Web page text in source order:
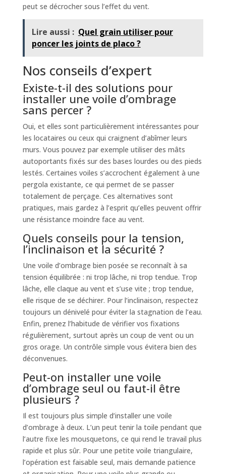
peut se décrocher sous l’effet du vent.
Lire aussi : Quel grain utiliser pour
poncer les joints de placo ?
Nos conseils d’expert
Existe-t-il des solutions pour
installer une voile d’ombrage
sans percer ?
Oui, et elles sont particulièrement intéressantes pour
les locataires ou ceux qui craignent d’abîmer leurs
murs. Vous pouvez par exemple utiliser des mâts
autoportants fixés sur des bases lourdes ou des pieds
lestés. Certaines voiles s’accrochent également à une
pergola existante, ce qui permet de se passer
totalement de perçage. Ces alternatives sont
pratiques, mais gardez à l’esprit qu’elles peuvent offrir
une résistance moindre face au vent.
Quels conseils pour la tension,
l’inclinaison et la sécurité ?
Une voile d’ombrage bien posée se reconnaît à sa
tension équilibrée : ni trop lâche, ni trop tendue. Trop
lâche, elle claque au vent et s’use vite ; trop tendue,
elle risque de se déchirer. Pour l’inclinaison, respectez
toujours un dénivelé pour éviter la stagnation de l’eau.
Enfin, prenez l’habitude de vérifier vos fixations
régulièrement, surtout après un coup de vent ou un
gros orage. Un contrôle simple vous évitera bien des
déconvenues.
Peut-on installer une voile
d’ombrage seul ou faut-il être
plusieurs ?
Il est toujours plus simple d’installer une voile
d’ombrage à deux. L’un peut tenir la toile pendant que
l’autre fixe les mousquetons, ce qui rend le travail plus
rapide et plus sûr. Pour une petite voile triangulaire,
l’opération est faisable seul, mais demande patience